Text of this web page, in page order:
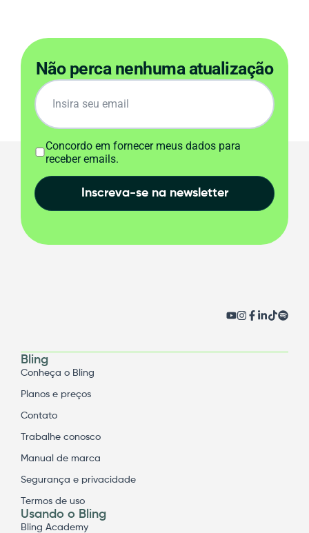
Não perca nenhuma atualização
Concordo em fornecer meus dados para
receber emails.
Inscreva-se na newsletter
Bling
Conheça o Bling
Planos e preços
Contato
Trabalhe conosco
Manual de marca
Segurança e privacidade
Termos de uso
Usando o Bling
Bling Academy